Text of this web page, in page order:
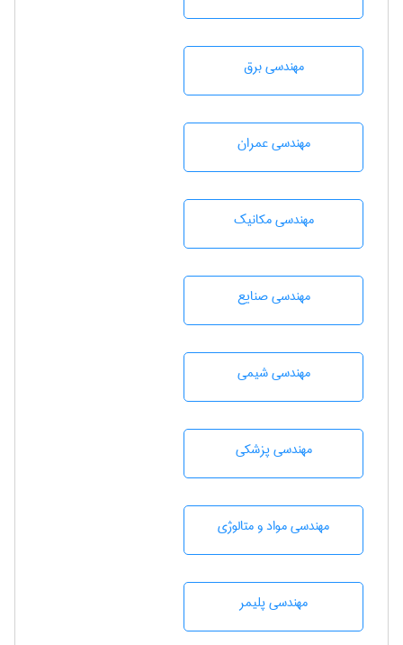
مهندسی برق
مهندسی عمران
مهندسی مکانیک
مهندسی صنايع
مهندسي شيمی
مهندسی پزشکی
مهندسی مواد و متالوژی
مهندسی پليمر